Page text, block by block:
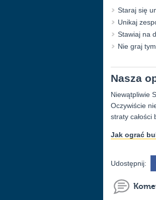
Staraj się
Unikaj
Stawiaj na
Nie graj
Nasza
Niewątpliwie
Oczywiście
straty całości
Jak ograć
Udostępnij: